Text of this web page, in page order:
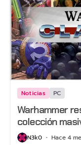
Noticias PC
Warhammer
colección
N3k0 Hace 4